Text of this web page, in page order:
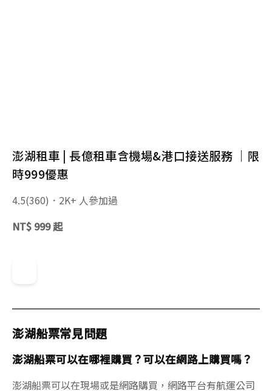
澎湖租車 | 長億租車含機場&港口接送服務 ｜限
時999優惠
4.5(360)．2K+ 人參加過
NT$ 999 起
澎湖船票常見問題
澎湖船票可以在哪裡購買？可以在網路上購買嗎？
澎湖船票可以在現場或是網路購買，網路平台有航運公司